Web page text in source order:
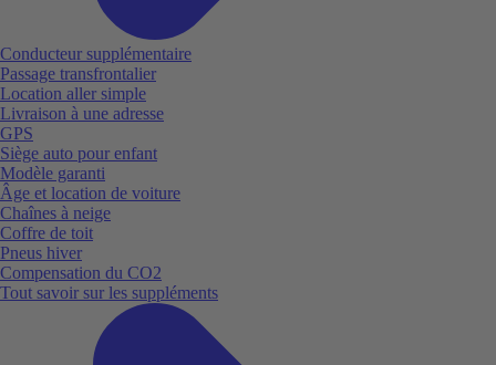
Conducteur supplémentaire
Passage transfrontalier
Location aller simple
Livraison à une adresse
GPS
Siège auto pour enfant
Modèle garanti
Âge et location de voiture
Chaînes à neige
Coffre de toit
Pneus hiver
Compensation du CO2
Tout savoir sur les suppléments